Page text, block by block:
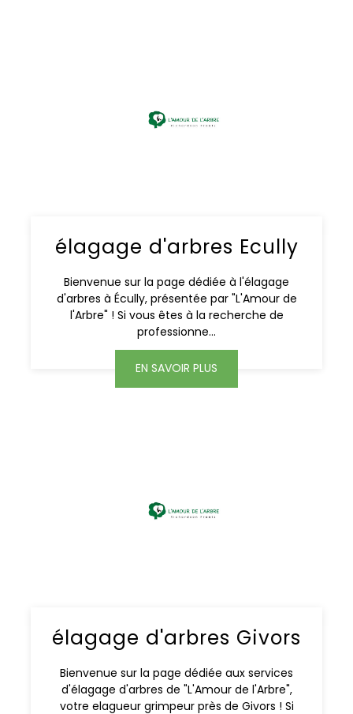
élagage d'arbres Ecully
Bienvenue sur la page dédiée à l'élagage
d'arbres à Écully, présentée par "L'Amour de
l'Arbre" ! Si vous êtes à la recherche de
professionne...
EN SAVOIR PLUS
élagage d'arbres Givors
Bienvenue sur la page dédiée aux services
d'élagage d'arbres de "L'Amour de l'Arbre",
votre elagueur grimpeur près de Givors ! Si